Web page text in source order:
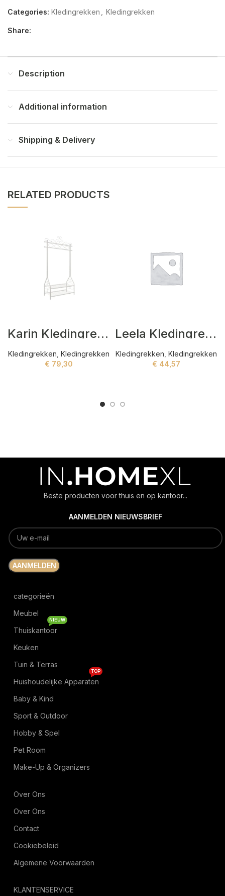
Categories: Kledingrekken Kledingrekken
Share:
Description
Additional information
Shipping & Delivery
RELATED PRODUCTS
Karin Kledingrekken Wit
Kledingrekken Kledingrekken
€ 79,30
Leela Kledingrekken Zwart
Kledingrekken Kledingrekken
€ 44,57
Beste producten voor thuis en op kantoor...
AANMELDEN NIEUWSBRIEF
categorieën
Meubel
Thuiskantoor
NIEUW
Keuken
Tuin & Terras
Huishoudelijke Apparaten
TOP
Baby & Kind
Sport & Outdoor
Hobby & Spel
Pet Room
Make-Up & Organizers
Over Ons
Over Ons
Contact
Cookiebeleid
Algemene Voorwaarden
KLANTENSERVICE